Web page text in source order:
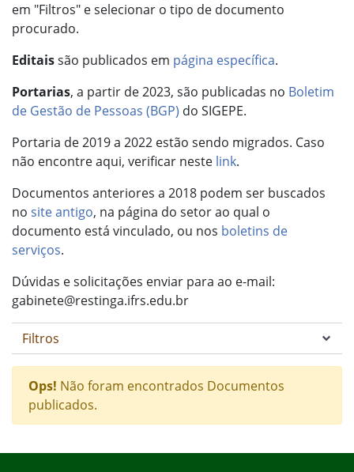
em "Filtros" e selecionar o tipo de documento
procurado.
Editaissão publicados em página específica.
Portarias, a partir de 2023, são publicadas no Boletim
de Gestão de Pessoas (BGP) do SIGEPE.
Portaria de 2019 a 2022 estão sendo migrados. Caso
não encontre aqui, verificar neste link.
Documentos anteriores a 2018 podem ser buscados
no site antigo, na página do setor ao qual o
documento está vinculado, ou nos boletins de
serviços.
Dúvidas e solicitações enviar para ao e-mail:
gabinete@restinga.ifrs.edu.br
Filtros
Ops! Não foram encontrados Documentos
publicados.